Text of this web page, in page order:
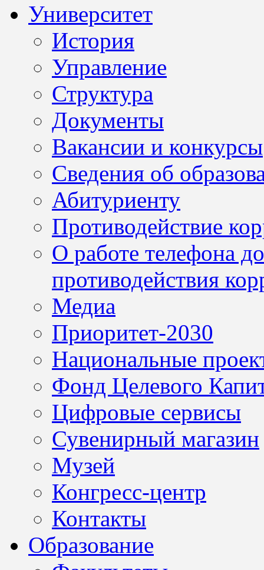
Университет
История
Управление
Структура
Документы
Вакансии и конкурсы
Сведения об
Абитуриенту
Противодействие
О работе телефона
противодействия
Медиа
Приоритет-2030
Национальные
Фонд Целевого
Цифровые сервисы
Сувенирный магазин
Музей
Конгресс-центр
Контакты
Образование